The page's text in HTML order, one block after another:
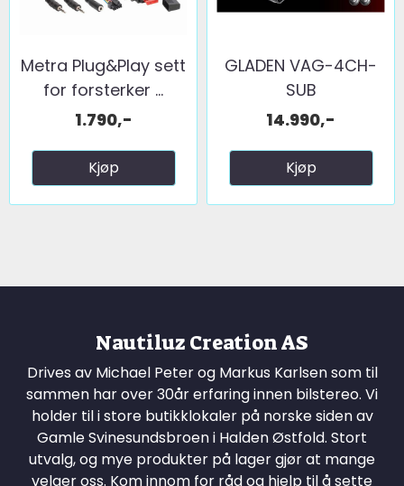
Metra Plug&Play sett
for forsterker ...
1.790,-
Kjøp
GLADEN VAG-4CH-
SUB
14.990,-
Kjøp
Nautiluz Creation AS
Drives av Michael Peter og Markus Karlsen som til
sammen har over 30år erfaring innen bilstereo. Vi
holder til i store butikklokaler på norske siden av
Gamle Svinesundsbroen i Halden Østfold. Stort
utvalg, og mye produkter på lager gjør at mange
velger oss. Kom innom for råd og hjelp til å sette